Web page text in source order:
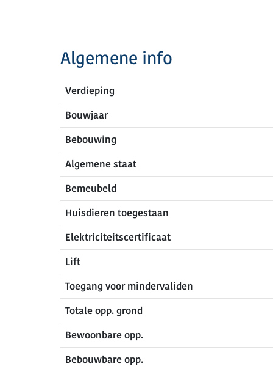
Algemene info
Verdieping
Bouwjaar
Bebouwing
Algemene staat
Bemeubeld
Huisdieren toegestaan
Elektriciteitscertificaat
Lift
Toegang voor mindervaliden
Totale opp. grond
Bewoonbare opp.
Bebouwbare opp.